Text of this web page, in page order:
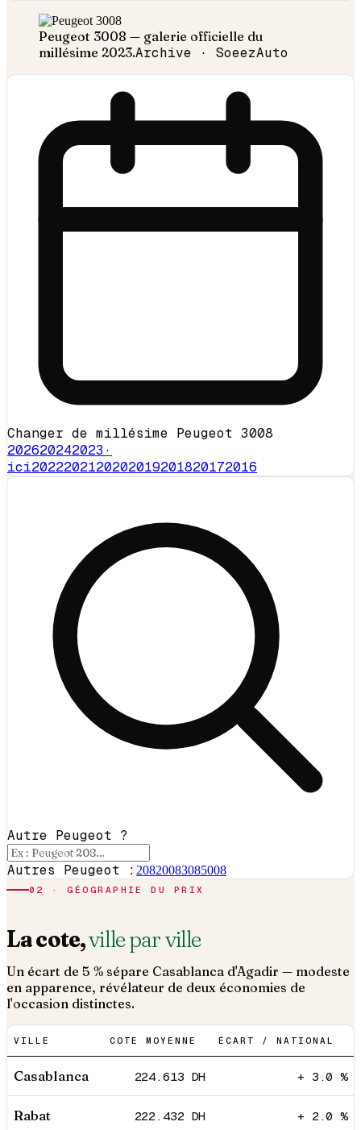
Peugeot 3008 — galerie officielle du
millésime 2023.Archive · SoeezAuto
Changer de millésime Peugeot 3008
202620242023 ·
ici2022202120202019201820172016
Autre Peugeot ?
Autres Peugeot : 20820083085008
02 · GÉOGRAPHIE DU PRIX
La cote,ville par ville
Un écart de 5 % sépare Casablanca d'Agadir — modeste
en apparence, révélateur de deux économies de
l'occasion distinctes.
VILLE COTE MOYENNE ÉCART / NATIONAL
Casablanca 224.613 DH + 3.0 %
Rabat 222.432 DH + 2.0 %